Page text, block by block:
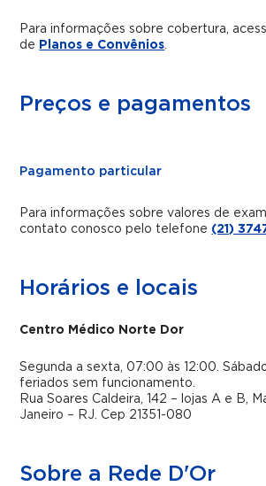
Para informações sobre cobertura,
de Planos e Convênios.
Preços e pagamentos
Pagamento particular
Para informações sobre valores de
contato conosco pelo telefone (21)
Horários e locais
Centro Médico Norte Dor
Segunda a sexta, 07:00 às 12:00.
feriados sem funcionamento.
Rua Soares Caldeira, 142 – lojas A e B,
Janeiro – RJ. Cep 21351-080
Sobre a Rede D'Or